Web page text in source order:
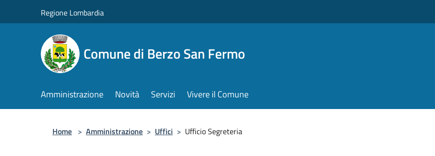
Regione Lombardia
Comune di Berzo San Fermo
Amministrazione Novità Servizi Vivere il Comune
Home > Amministrazione > Uffici > Ufficio Segreteria